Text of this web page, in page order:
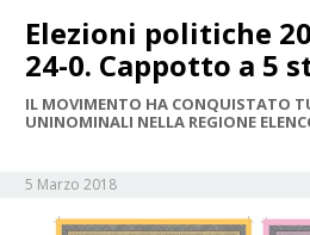
Elezioni politiche
24-0. Cappotto a 5
IL MOVIMENTO HA CONQUISTATO
UNINOMINALI NELLA REGIONE
5 Marzo 2018